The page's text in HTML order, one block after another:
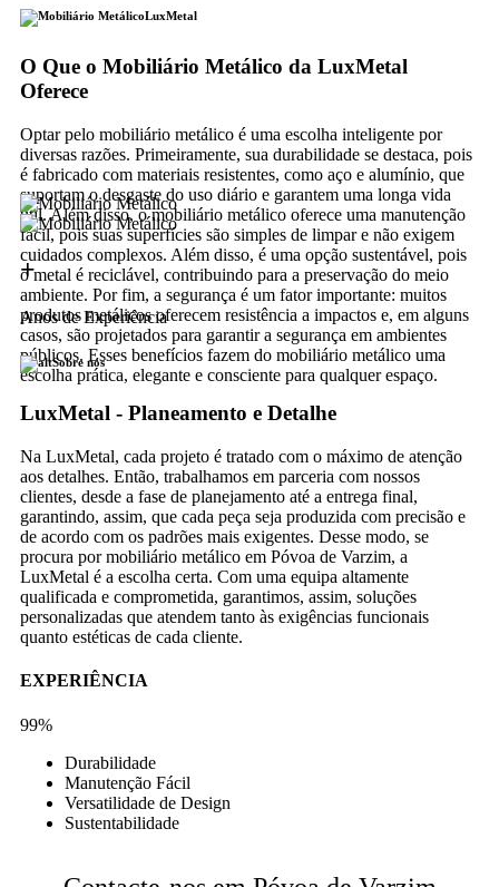
LuxMetal
O Que o Mobiliário Metálico da LuxMetal
Oferece
Optar pelo mobiliário metálico é uma escolha inteligente por
diversas razões. Primeiramente, sua durabilidade se destaca, pois
é fabricado com materiais resistentes, como aço e alumínio, que
suportam o desgaste do uso diário e garantem uma longa vida
útil. Além disso, o mobiliário metálico oferece uma manutenção
fácil, pois suas superfícies são simples de limpar e não exigem
cuidados complexos. Além disso, é uma opção sustentável, pois
o metal é reciclável, contribuindo para a preservação do meio
ambiente. Por fim, a segurança é um fator importante: muitos
produtos metálicos oferecem resistência a impactos e, em alguns
casos, são projetados para garantir a segurança em ambientes
públicos. Esses benefícios fazem do mobiliário metálico uma
escolha prática, elegante e consciente para qualquer espaço.
+
Anos de Experiência
Sobre nós
LuxMetal - Planeamento e Detalhe
Na LuxMetal, cada projeto é tratado com o máximo de atenção
aos detalhes. Então, trabalhamos em parceria com nossos
clientes, desde a fase de planejamento até a entrega final,
garantindo, assim, que cada peça seja produzida com precisão e
de acordo com os padrões mais exigentes. Desse modo, se
procura por mobiliário metálico em Póvoa de Varzim, a
LuxMetal é a escolha certa. Com uma equipa altamente
qualificada e comprometida, garantimos, assim, soluções
personalizadas que atendem tanto às exigências funcionais
quanto estéticas de cada cliente.
EXPERIÊNCIA
99%
Durabilidade
Manutenção Fácil
Versatilidade de Design
Sustentabilidade